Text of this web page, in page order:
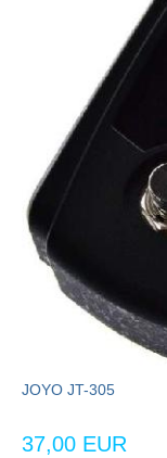
JOYO JT-305
37,00 EUR